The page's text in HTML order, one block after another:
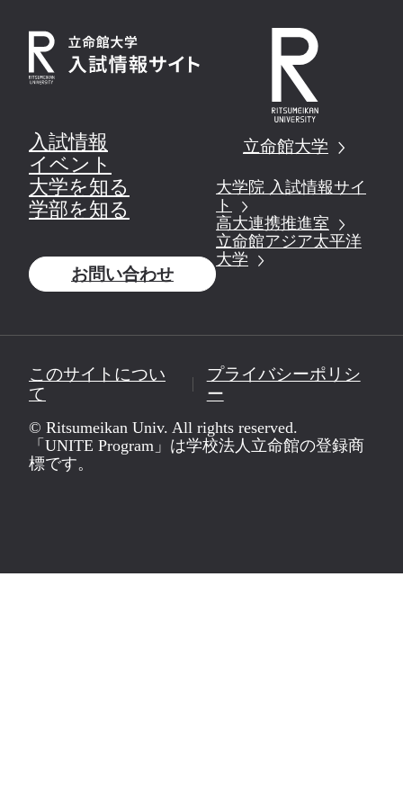
入試情報
イベント
大学を知る
学部を知る
お問い合わせ
立命館大学
大学院 入試情報サイ
ト
高大連携推進室
立命館アジア太平洋
大学
このサイトについ
て
プライバシーポリシ
ー
© Ritsumeikan Univ. All rights reserved.
「UNITE Program」は学校法人立命館の登録商
標です。